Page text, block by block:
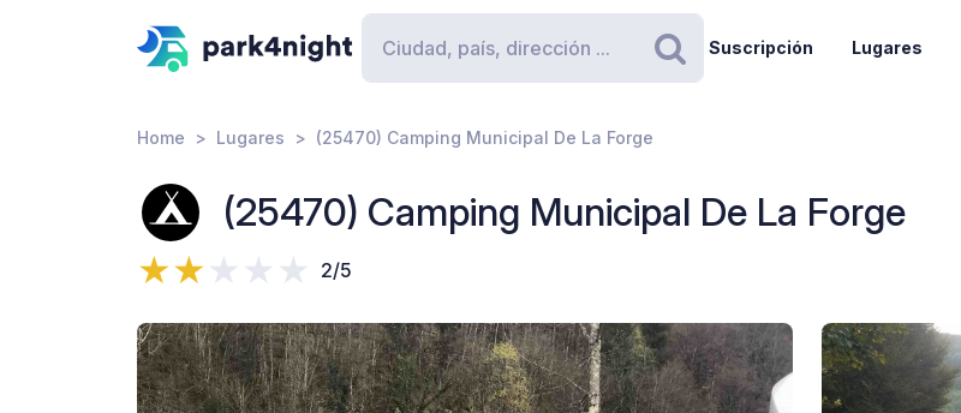
Buscar
Suscripción Lugares
Home Lugares (25470) Camping Municipal De La Forge
(25470) Camping Municipal De La Forge
2/5